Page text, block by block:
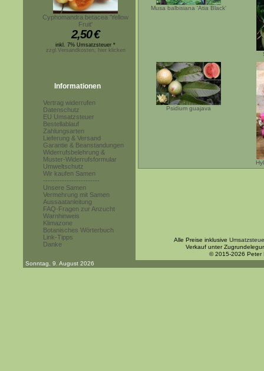
Cyphomandra betacea 'Yellow
Fruit'
2,50€
inkl. 7% Umsatzsteuer *
zzgl.Versandkosten, hier klicken
Informationen
Vertrag widerrufen
Datenschutz
EU Umsatzsteuer
Bestellablauf
Zahlungsarten
Lieferung & Versand
Garantie & Beanstandungen
Widerrufsbelehrung &
Muster-Widerrufsformular
Umweltschutz
Wir kaufen Samen
------------------------
Unsere Samen
Vermehrung mit Samen
Aussaatanleitung
FAQ-Fragen zur Anzucht
Warnhinweis
Klimazone
Botanisches Wörterbuch
Link-Tipps
Danke
Musa balbisiana 'Atia Black'
Psidium guajava
Alle Preise inklusive
Verkauf unter
© 2015-2026 Peter
Sonntag, 9. August 2026